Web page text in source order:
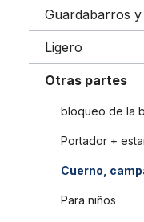
Guardabarros
Ligero
Otras partes
bloqueo de la
Portador +
Cuerno,
Para niños